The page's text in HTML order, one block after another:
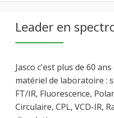
Leader en
Jasco c'est plus de 60
matériel de laboratoire :
FT/IR, Fluorescence,
Circulaire, CPL, VCD-IR,